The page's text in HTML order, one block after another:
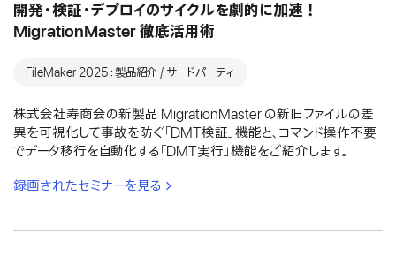
開発・検証・デプロイのサイクルを劇的に加速！
MigrationMaster 徹底活用術
FileMaker 2025：製品紹介 / サードパーティ
株式会社寿商会の新製品 MigrationMaster の新旧ファイルの差
異を可視化して事故を防ぐ「DMT検証」機能と、コマンド操作不要
でデータ移行を自動化する「DMT実行」機能をご紹介します。
録画されたセミナーを見る